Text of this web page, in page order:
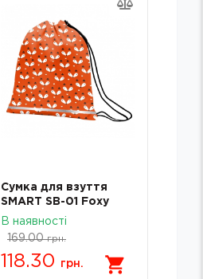
Сумка для взуття
SMART SB-01 Foxy
В наявності
169.00 грн.
118.30 грн.